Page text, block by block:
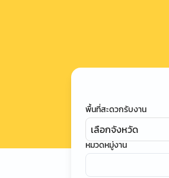
พื้นที่สะดวกรับงาน
เลือกจังหวัด
หมวดหมู่งาน